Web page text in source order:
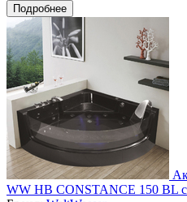
Подробнее
WW HB CONSTANCE 150 BL с